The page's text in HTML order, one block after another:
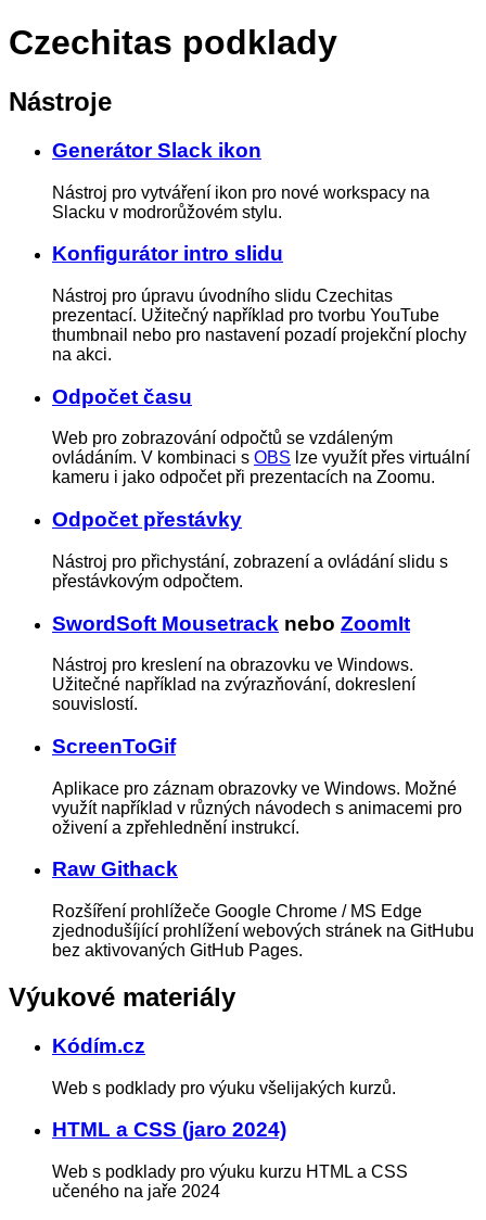
Czechitas podklady
Nástroje
Generátor Slack ikon
Nástroj pro vytváření ikon pro nové workspacy na
Slacku v modrorůžovém stylu.
Konfigurátor intro slidu
Nástroj pro úpravu úvodního slidu Czechitas
prezentací. Užitečný například pro tvorbu YouTube
thumbnail nebo pro nastavení pozadí projekční plochy
na akci.
Odpočet času
Web pro zobrazování odpočtů se vzdáleným
ovládáním. V kombinaci s OBS lze využít přes virtuální
kameru i jako odpočet při prezentacích na Zoomu.
Odpočet přestávky
Nástroj pro přichystání, zobrazení a ovládání slidu s
přestávkovým odpočtem.
SwordSoft Mousetrack nebo ZoomIt
Nástroj pro kreslení na obrazovku ve Windows.
Užitečné například na zvýrazňování, dokreslení
souvislostí.
ScreenToGif
Aplikace pro záznam obrazovky ve Windows. Možné
využít například v různých návodech s animacemi pro
oživení a zpřehlednění instrukcí.
Raw Githack
Rozšíření prohlížeče Google Chrome / MS Edge
zjednodušíjící prohlížení webových stránek na GitHubu
bez aktivovaných GitHub Pages.
Výukové materiály
Kódím.cz
Web s podklady pro výuku všelijakých kurzů.
HTML a CSS (jaro 2024)
Web s podklady pro výuku kurzu HTML a CSS
učeného na jaře 2024